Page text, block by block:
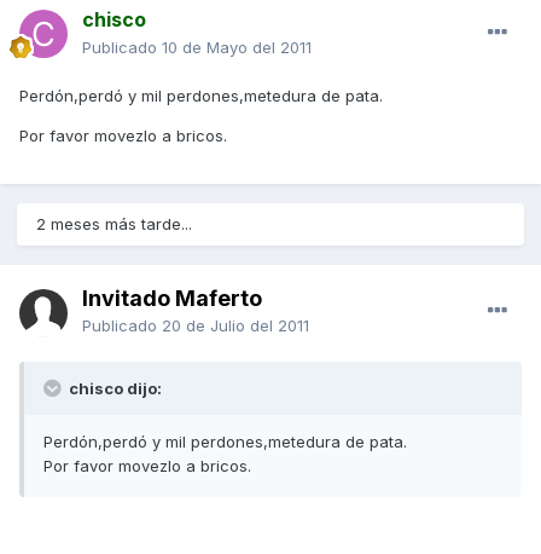
chisco
Publicado 10 de Mayo del 2011
Perdón,perdó y mil perdones,metedura de pata.
Por favor movezlo a bricos.
2 meses más tarde...
Invitado Maferto
Publicado 20 de Julio del 2011
chisco dijo:
Perdón,perdó y mil perdones,metedura de pata.
Por favor movezlo a bricos.